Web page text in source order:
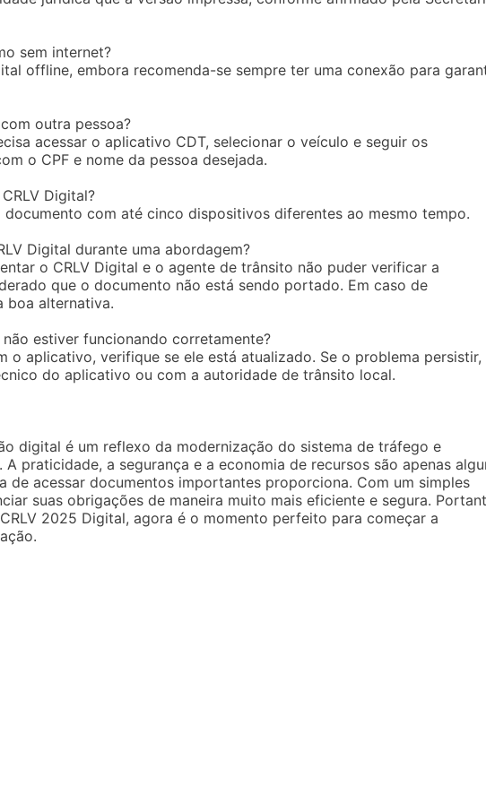
sem internet?
offline, embora recomenda-se sempre ter uma conexão para
outra pessoa?
acessar o aplicativo CDT, selecionar o veículo e seguir os
o CPF e nome da pessoa desejada.
Digital?
com até cinco dispositivos diferentes ao mesmo tempo.
Digital durante uma abordagem?
o CRLV Digital e o agente de trânsito não puder verificar a
que o documento não está sendo portado. Em caso de
boa alternativa.
estiver funcionando corretamente?
o aplicativo, verifique se ele está atualizado. Se o problema persistir,
do aplicativo ou com a autoridade de trânsito local.
digital é um reflexo da modernização do sistema de tráfego e
praticidade, a segurança e a economia de recursos são apenas
de acessar documentos importantes proporciona. Com um simples
suas obrigações de maneira muito mais eficiente e segura.
2025 Digital, agora é o momento perfeito para começar a